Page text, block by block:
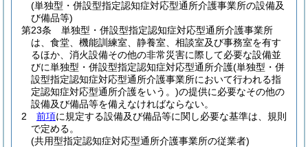
(単独型・併設型指定認知症対応型通所介護事業所の設備及
び備品等)
第23条
単独型・併設型指定認知症対応型通所介護事業所
は、食堂、機能訓練室、静養室、相談室及び事務室を有す
るほか、消火設備その他の非常災害に際して必要な設備並
びに単独型・併設型指定認知症対応型通所介護(単独型・併
設型指定認知症対応型通所介護事業所において行われる指
定認知症対応型通所介護をいう。)の提供に必要なその他の
設備及び備品等を備えなければならない。
2
前項に規定する設備及び備品等に関し必要な基準は、規則
で定める。
(共用型指定認知症対応型通所介護事業所の従業者)